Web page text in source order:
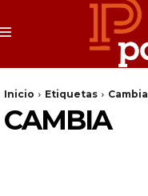
Inicio Etiquetas Cambia
CAMBIA